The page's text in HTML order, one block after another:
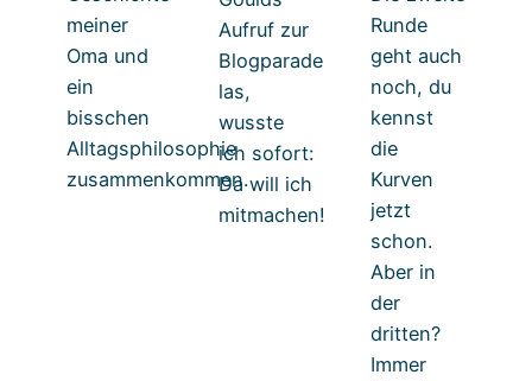
meiner
Oma und
ein
bisschen
Alltagsphilosophie
zusammenkommen.
Aufruf zur
Blogparade
las,
wusste
ich sofort:
Da will ich
mitmachen!
Runde
geht auch
noch, du
kennst
die
Kurven
jetzt
schon.
Aber in
der
dritten?
Immer